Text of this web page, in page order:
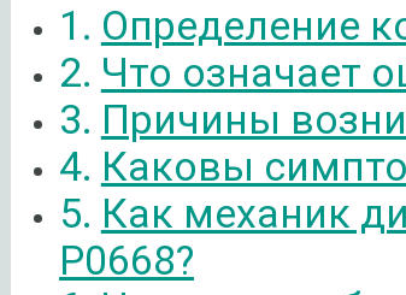
Определение
Что означает
Причины
Каковы
Как механик
P0668?